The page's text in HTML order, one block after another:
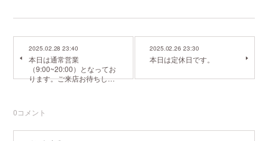
2025.02.28 23:40
本日は通常営業
（9:00~20:00）となってお
ります。ご来店お待ちし…
2025.02.26 23:30
本日は定休日です。
0コメント